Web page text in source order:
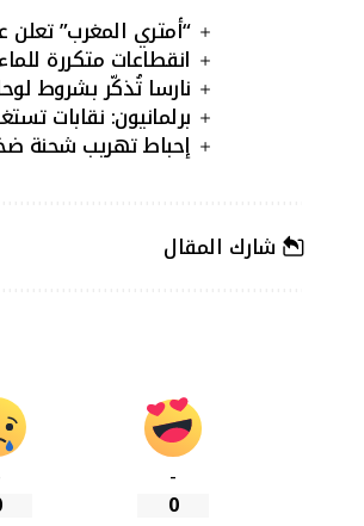
“أمتري المغرب” تعلن عن إضراب
انقطاعات متكررة
نارسا تُذكّر بشروط
برلمانيون: نقابات
إحباط تهريب شحنة
شارك المقال
-
0